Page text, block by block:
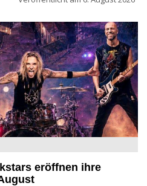
Torresani im Summer Rock
eröffnen ihre